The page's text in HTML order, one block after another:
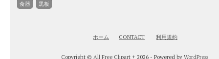
食器 黒板
ホーム CONTACT 利用規約
Copyright © All Free Clipart + 2026 - Powered by WordPress